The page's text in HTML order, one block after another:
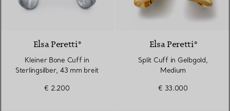
Elsa Peretti®
Kleiner Bone Cuff in
Sterlingsilber, 43 mm breit
€ 2.200
Elsa Peretti®
Split Cuff in Gelbgold,
Medium
€ 33.000